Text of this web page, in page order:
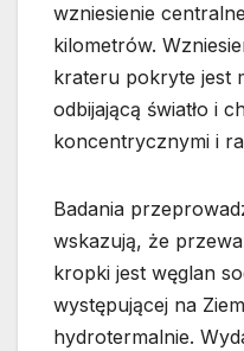
wzniesienie
kilometrów.
krateru pokryte jest
odbijającą światło i
koncentrycznymi i
Badania
wskazują, że
kropki jest węglan
występującej na
hydrotermalnie.